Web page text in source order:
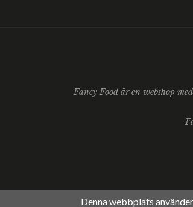
Fancy Food är en webshop
Denna webbplats